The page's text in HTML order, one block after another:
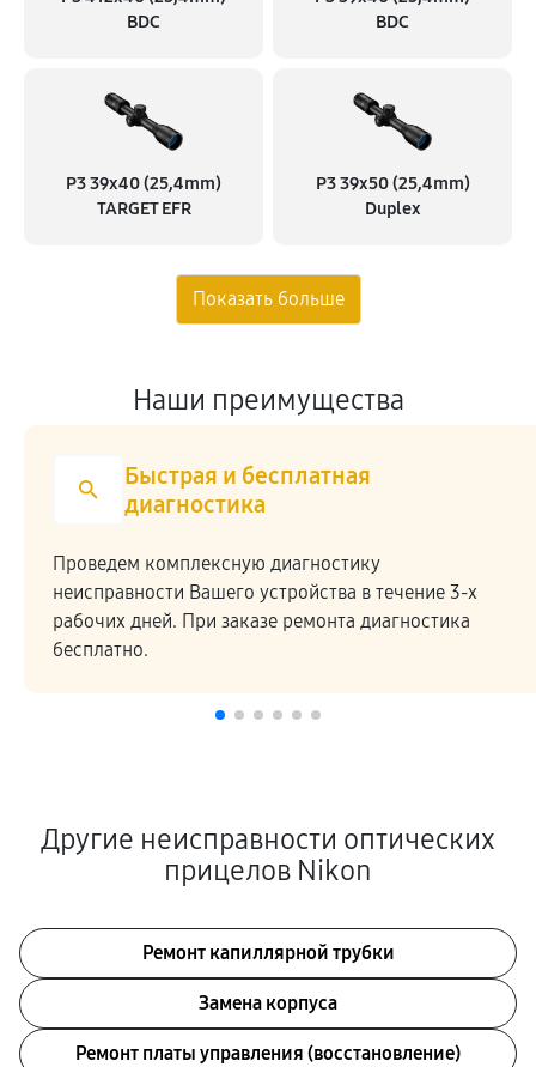
BDC
BDC
P3 39x40 (25,4mm)
TARGET EFR
P3 39x50 (25,4mm)
Duplex
Наши преимущества
Быстрая и бесплатная
диагностика
Проведем комплексную диагностику
неисправности Вашего устройства в течение 3-х
рабочих дней. При заказе ремонта диагностика
бесплатно.
Другие неисправности оптических
прицелов Nikon
Ремонт капиллярной трубки
Замена корпуса
Ремонт платы управления (восстановление)